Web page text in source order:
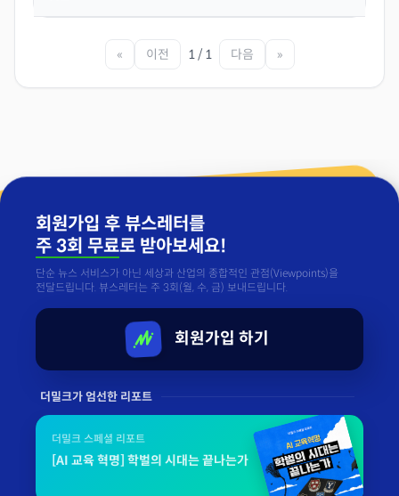
« 이전 1 / 1 다음 »
회원가입 후 뷰스레터를
주 3회 무료로 받아보세요!
단순 뉴스 서비스가 아닌 세상과 산업의 종합적인 관점(Viewpoints)을
전달드립니다. 뷰스레터는 주 3회(월, 수, 금) 보내드립니다.
회원가입 하기
더밀크가 엄선한 리포트
더밀크 스페셜 리포트
[AI 교육 혁명] 학벌의 시대는 끝나는가